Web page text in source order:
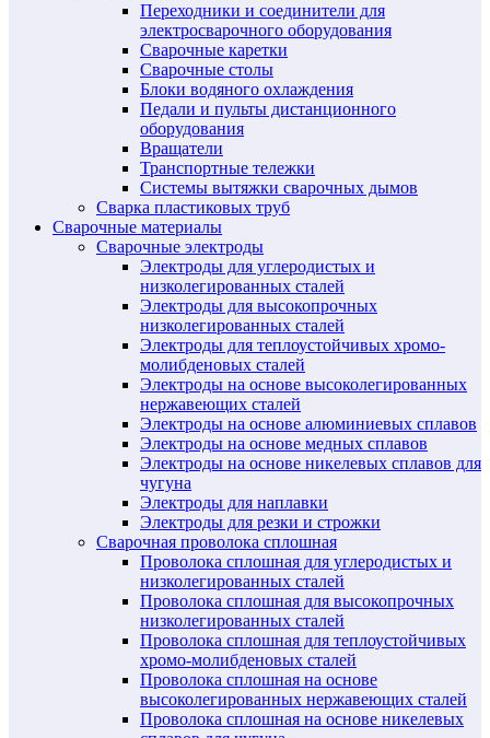
Переходники и соединители для
электросварочного оборудования
Сварочные каретки
Сварочные столы
Блоки водяного охлаждения
Педали и пульты дистанционного
оборудования
Вращатели
Транспортные тележки
Системы вытяжки сварочных дымов
Сварка пластиковых труб
Сварочные материалы
Сварочные электроды
Электроды для углеродистых и
низколегированных сталей
Электроды для высокопрочных
низколегированных сталей
Электроды для теплоустойчивых хромо-
молибденовых сталей
Электроды на основе высоколегированных
нержавеющих сталей
Электроды на основе алюминиевых сплавов
Электроды на основе медных сплавов
Электроды на основе никелевых сплавов для
чугуна
Электроды для наплавки
Электроды для резки и строжки
Сварочная проволока сплошная
Проволока сплошная для углеродистых и
низколегированных сталей
Проволока сплошная для высокопрочных
низколегированных сталей
Проволока сплошная для теплоустойчивых
хромо-молибденовых сталей
Проволока сплошная на основе
высоколегированных нержавеющих сталей
Проволока сплошная на основе никелевых